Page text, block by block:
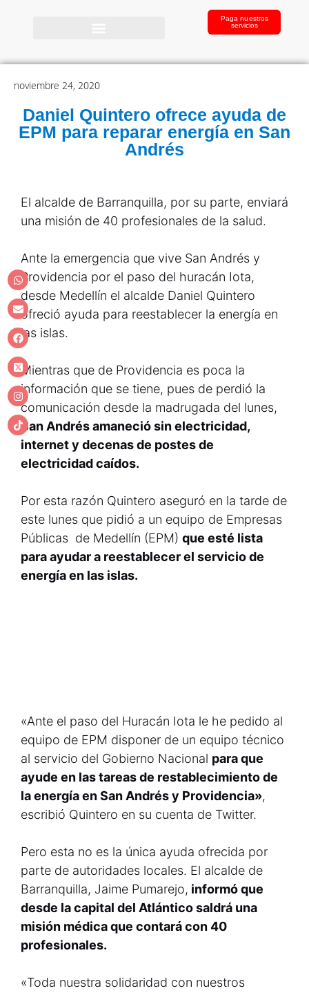
Paga nuestros
servicios
noviembre 24, 2020
Daniel Quintero ofrece ayuda de
EPM para reparar energía en San
Andrés
El alcalde de Barranquilla, por su parte, enviará
una misión de 40 profesionales de la salud.
Ante la emergencia que vive San Andrés y
Providencia por el paso del huracán Iota,
desde Medellín el alcalde Daniel Quintero
ofreció ayuda para reestablecer la energía en
las islas.
Mientras que de Providencia es poca la
información que se tiene, pues de perdió la
comunicación desde la madrugada del lunes,
San Andrés amaneció sin electricidad,
internet y decenas de postes de
electricidad caídos.
Por esta razón Quintero aseguró en la tarde de
este lunes que pidió a un equipo de Empresas
Públicas de Medellín (EPM) que esté lista
para ayudar a reestablecer el servicio de
energía en las islas.
«Ante el paso del Huracán Iota le he pedido al
equipo de EPM disponer de un equipo técnico
al servicio del Gobierno Nacional para que
ayude en las tareas de restablecimiento de
la energía en San Andrés y Providencia»,
escribió Quintero en su cuenta de Twitter.
Pero esta no es la única ayuda ofrecida por
parte de autoridades locales. El alcalde de
Barranquilla, Jaime Pumarejo, informó que
desde la capital del Atlántico saldrá una
misión médica que contará con 40
profesionales.
«Toda nuestra solidaridad con nuestros